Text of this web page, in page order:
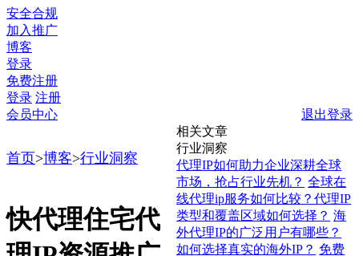
安全合规
加入推广
博客
登录
免费注册
登录 注册
会员中心
退出登录
首页>博客>行业洞察
快代理住宅代
相关文章
行业洞察
代理IP如何助力企业深耕全球
市场，抢占行业先机？ 全球在
线代理ip服务如何比较？代理IP
类型和覆盖区域如何选择？ 海
外代理IP的广泛用户有哪些？
如何选择真实的海外IP？ 免费